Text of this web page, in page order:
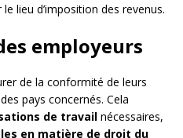
lieu d’imposition des revenus.
employeurs
de la conformité de leurs
pays concernés. Cela
de travail nécessaires,
en matière de droit du